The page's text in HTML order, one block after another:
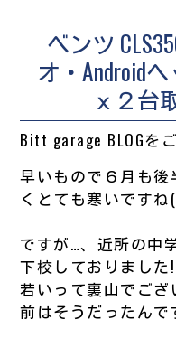
ベンツ
オ・Android
ｘ２台
Bitt garage BLOGを
早いもので６月も
くとても寒いですね
ですが…、近所の中
下校しておりました
若いって裏山でご
前はそうだったんで